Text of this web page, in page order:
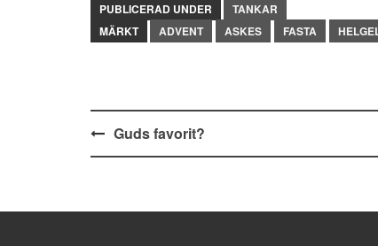
PUBLICERAD UNDER
TANKAR
MÄRKT
ADVENT ASKES FASTA
Inläggsnavigering
Guds favorit?